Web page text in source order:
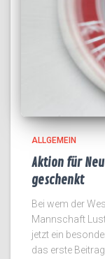
ALLGEMEIN
Aktion für
geschenkt
Bei wem der
Mannschaft
jetzt ein
das erste